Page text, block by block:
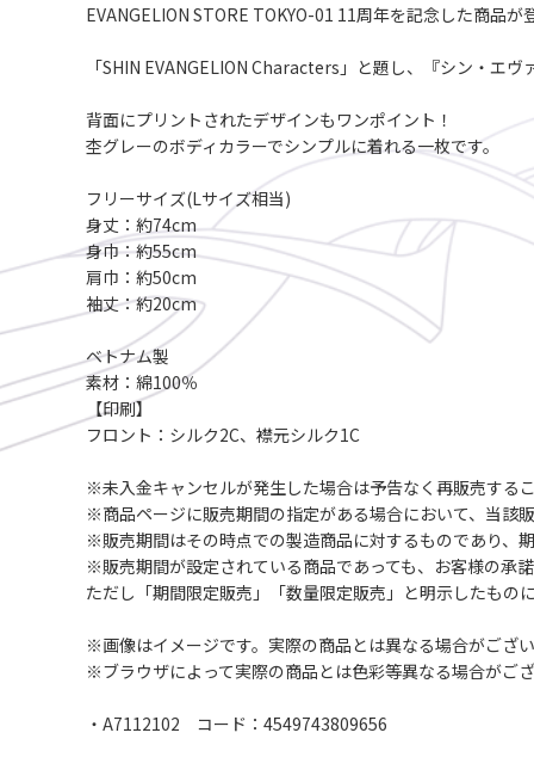
EVANGELION STORE TOKYO-01 11周年を記念した商品が
「SHIN EVANGELION Characters」と題し、『シン・エ
背面にプリントされたデザインもワンポイント！
杢グレーのボディカラーでシンプルに着れる一枚です。
フリーサイズ(Lサイズ相当)
身丈：約74cm
身巾：約55cm
肩巾：約50cm
袖丈：約20cm
ベトナム製
素材：綿100％
【印刷】
フロント：シルク2C、襟元シルク1C
※未入金キャンセルが発生した場合は予告なく再販売する
※商品ページに販売期間の指定がある場合において、当該
※販売期間はその時点での製造商品に対するものであり、
※販売期間が設定されている商品であっても、お客様の承
ただし「期間限定販売」「数量限定販売」と明示したもの
※画像はイメージです。実際の商品とは異なる場合がござ
※ブラウザによって実際の商品とは色彩等異なる場合がご
・A7112102 コード：4549743809656